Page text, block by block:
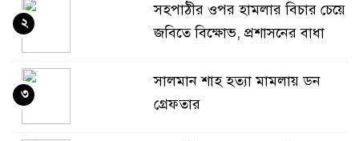
সহপাঠীর ওপর হামলার বিচার চেয়ে
জবিতে বিক্ষোভ, প্রশাসনের বাধা
২
সালমান শাহ হত্যা মামলায় ডন
গ্রেফতার
৩